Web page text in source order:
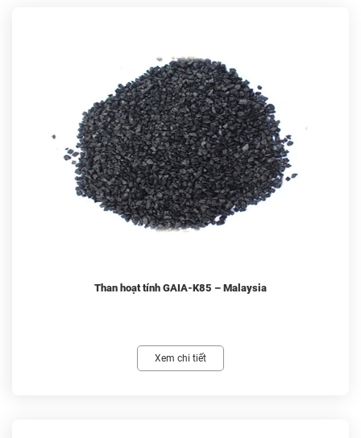
Than hoạt tính GAIA-K85 – Malaysia
Xem chi tiết